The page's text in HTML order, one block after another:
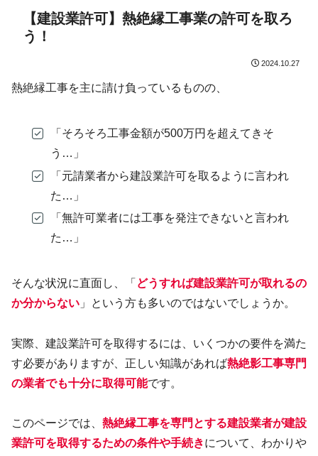
【建設業許可】熱絶縁工事業の許可を取ろ
う！
2024.10.27
熱絶縁工事を主に請け負っているものの、
「そろそろ工事金額が500万円を超えてきそ
う…」
「元請業者から建設業許可を取るように言われ
た…」
「無許可業者には工事を発注できないと言われ
た…」
そんな状況に直面し、「 どうすれば建設業許可が取れるの
か分からない 」という方も多いのではないでしょうか。
実際、建設業許可を取得するには、いくつかの要件を満た
す必要がありますが、正しい知識があれば熱絶影工事専門
の業者でも十分に取得可能です。
このページでは、 熱絶縁工事を専門とする建設業者が建設
業許可を取得するための条件や手続きについて、わかりや